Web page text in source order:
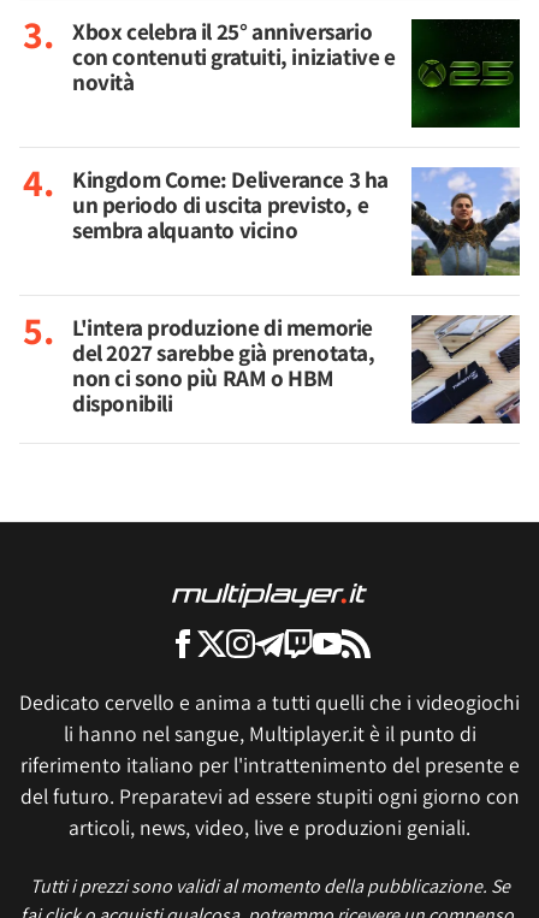
Xbox celebra il 25° anniversario
con contenuti gratuiti, iniziative e
novità
Kingdom Come: Deliverance 3 ha
un periodo di uscita previsto, e
sembra alquanto vicino
L'intera produzione di memorie
del 2027 sarebbe già prenotata,
non ci sono più RAM o HBM
disponibili
Dedicato cervello e anima a tutti quelli che i videogiochi
li hanno nel sangue, Multiplayer.it è il punto di
riferimento italiano per l'intrattenimento del presente e
del futuro. Preparatevi ad essere stupiti ogni giorno con
articoli, news, video, live e produzioni geniali.
Tutti i prezzi sono validi al momento della pubblicazione. Se